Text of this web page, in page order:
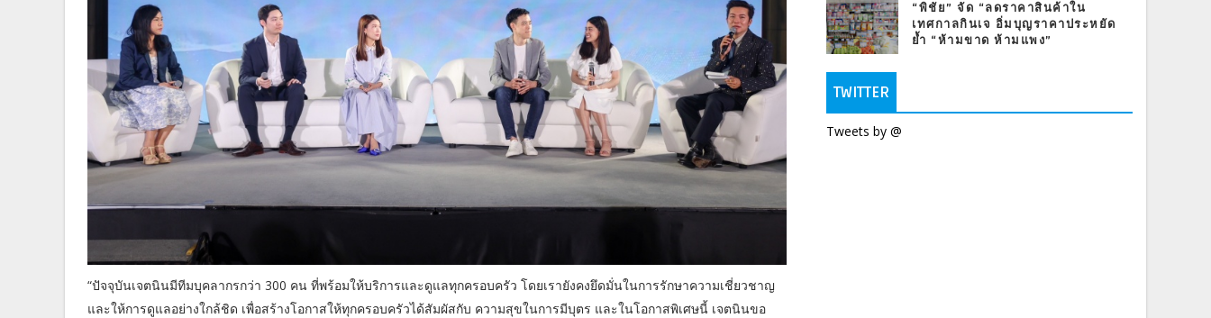
“ปัจจุบันเจตนินมีทีมบุคลากรกว่า 300 คน ที่พร้อมให้บริการและดูแลทุกครอบครัว โดยเรายังคงยึดมั่นในการรักษาความเชี่ยวชาญ
และให้การดูแลอย่างใกล้ชิด เพื่อสร้างโอกาสให้ทุกครอบครัวได้สัมผัสกับ ความสุขในการมีบุตร และในโอกาสพิเศษนี้ เจตนินขอ
“พิชัย” จัด “ลดราคาสินค้าใน
เทศกาลกินเจ อิ่มบุญราคาประหยัด
ย้ำ “ห้ามขาด ห้ามแพง”
TWITTER
Tweets by @